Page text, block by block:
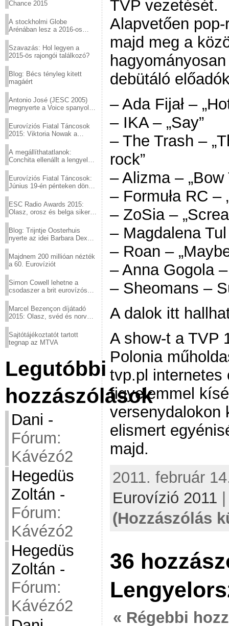
Chance 2015
A stockholmi Globe
Arénában lesz a 2016-os
Szavazás: Hol legyen a
2015-ös rajongói találkozó?
Blog: Bécs tényleg kitett
magáért
Antonio José (JESC 2005)
megnyerte a Voice spanyol
Eurovíziós Fiatal Táncosok
2015: Viktoria Nowak a
A megállíthatatlanok:
Conchita ellenállt a lengyel
Eurovíziós Fiatal Táncosok:
Június 19-én pénteken döntő
ESC Radio Awards 2015:
Olasz, orosz és belga siker,
Blog: Trijntje Oosterhuis
nyerte az idei Barbara Dex
Majdnem 200 millióan nézték
a 60. Eurovíziót
Simon Cowell lehetne a
csodaszer a brit eurovízós
Marcel Bezençon díjátadó
2015: Olasz, svéd és norvég
Sajtótájékoztatót tartott
tegnap az MTVA
Legutóbbi
hozzászólások
Dani -
Fórum:
Kávézó2
Hegedüs
Zoltán -
Fórum:
Kávézó2
Hegedüs
Zoltán -
Fórum:
Kávézó2
TVP vezetését.
Alapvetően
majd meg a
debütáló
– Ada Fijał –
– IKA – „Say”
– The Trash –
rock”
– Alizma – „Bow
– Formuła RC –
– ZoSia –
– Magdalena Tul
– Roan –
– Anna Gogola
– Sheomans –
A dalok itt
A show-t a TVP
Polonia
tvp.pl internetes
figyelemmel
versenydalokon
elismert
majd.
2011. február
Eurovízió 2011
(Hozzászólás
36
« Régebbi